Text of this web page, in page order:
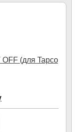
(для Tapco